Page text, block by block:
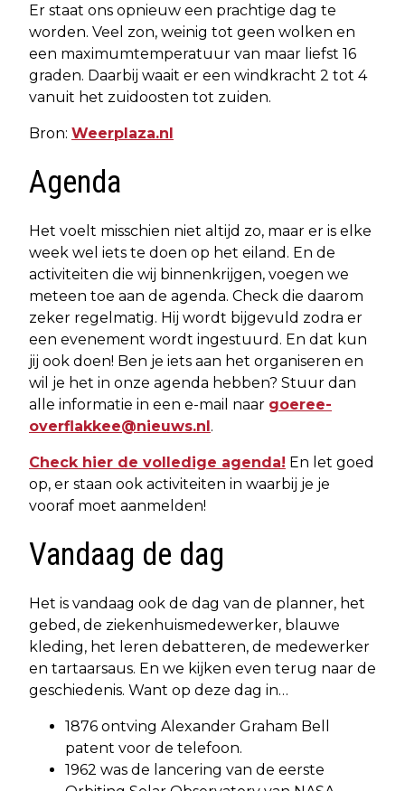
Er staat ons opnieuw een prachtige dag te
worden. Veel zon, weinig tot geen wolken en
een maximumtemperatuur van maar liefst 16
graden. Daarbij waait er een windkracht 2 tot 4
vanuit het zuidoosten tot zuiden.
Bron: Weerplaza.nl
Agenda
Het voelt misschien niet altijd zo, maar er is elke
week wel iets te doen op het eiland. En de
activiteiten die wij binnenkrijgen, voegen we
meteen toe aan de agenda. Check die daarom
zeker regelmatig. Hij wordt bijgevuld zodra er
een evenement wordt ingestuurd. En dat kun
jij ook doen! Ben je iets aan het organiseren en
wil je het in onze agenda hebben? Stuur dan
alle informatie in een e-mail naar goeree-
overflakkee@nieuws.nl.
Check hier de volledige agenda! En let goed
op, er staan ook activiteiten in waarbij je je
vooraf moet aanmelden!
Vandaag de dag
Het is vandaag ook de dag van de planner, het
gebed, de ziekenhuismedewerker, blauwe
kleding, het leren debatteren, de medewerker
en tartaarsaus. En we kijken even terug naar de
geschiedenis. Want op deze dag in…
1876 ontving Alexander Graham Bell
patent voor de telefoon.
1962 was de lancering van de eerste